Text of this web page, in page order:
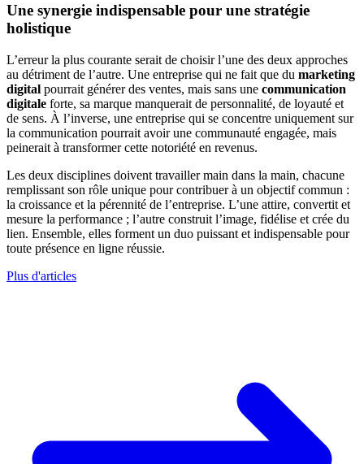
Une synergie indispensable pour une stratégie
holistique
L’erreur la plus courante serait de choisir l’une des deux approches
au détriment de l’autre. Une entreprise qui ne fait que du marketing
digital pourrait générer des ventes, mais sans une communication
digitale forte, sa marque manquerait de personnalité, de loyauté et
de sens. À l’inverse, une entreprise qui se concentre uniquement sur
la communication pourrait avoir une communauté engagée, mais
peinerait à transformer cette notoriété en revenus.
Les deux disciplines doivent travailler main dans la main, chacune
remplissant son rôle unique pour contribuer à un objectif commun :
la croissance et la pérennité de l’entreprise. L’une attire, convertit et
mesure la performance ; l’autre construit l’image, fidélise et crée du
lien. Ensemble, elles forment un duo puissant et indispensable pour
toute présence en ligne réussie.
Plus d'articles